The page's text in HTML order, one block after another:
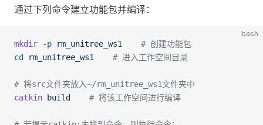
通过下列命令建立功能包并编译：
bash
mkdir -p rm_unitree_ws1
    # 创建功能包
cd
rm_unitree_ws1
    # 进入工作空间目录
# 将src文件夹放入~/rm_unitree_ws1文件夹中
catkin build
    # 将该工作空间进行编译